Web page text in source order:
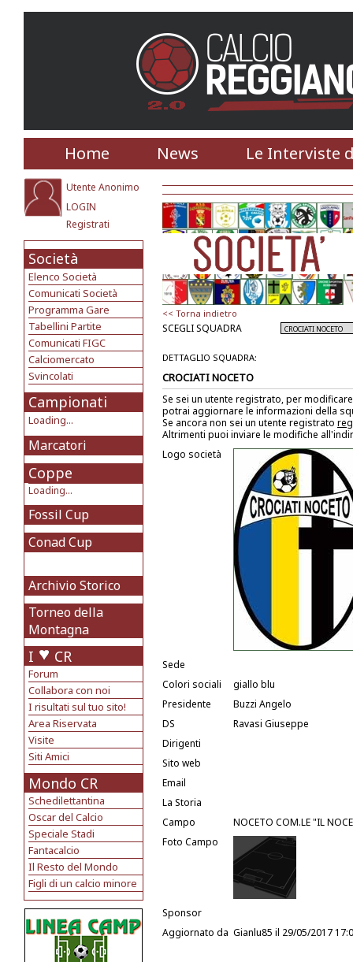
Home News Le Interviste
Utente Anonimo
LOGIN
Registrati
Società
Elenco Società
Comunicati Società
Programma Gare
Tabellini Partite
Comunicati FIGC
Calciomercato
Svincolati
Campionati
Loading...
Marcatori
Coppe
Loading...
Fossil Cup
Conad Cup
Archivio Storico
Torneo della
Montagna
I CR
Forum
Collabora con noi
I risultati sul tuo sito!
Area Riservata
Visite
Siti Amici
Mondo CR
Schedilettantina
Oscar del Calcio
Speciale Stadi
Fantacalcio
Il Resto del Mondo
Figli di un calcio minore
<< Torna indietro
SCEGLI SQUADRA
DETTAGLIO SQUADRA:
CROCIATI NOCETO
Se sei un utente registrato, per
potrai aggiornare le informazioni della
Se ancora non sei un utente registrato
Altrimenti puoi inviare le modifiche
Logo società
Sede
Colori sociali
giallo blu
Presidente
Buzzi Angelo
DS
Ravasi Giuseppe
Dirigenti
Sito web
Email
La Storia
Campo
NOCETO COM.LE "IL
Foto Campo
Sponsor
Aggiornato da Gianlu85 il 29/05/2017